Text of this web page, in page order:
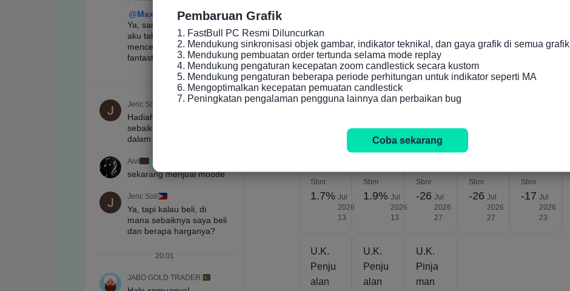
Penju
alan
Ritel
Sejeni
s BRC
Sbnr
1.7% Jul
2026
13
Ritel
BRC
YoY
(Jun)
Sbnr
1.9% Jul
2026
13
ganga
n CBI
(Jul)
Sbnr
-26 Jul
2026
27
Penju
alan
Ritel
Sbnr
-26 Jul
2026
27
Konsu
KK)
Sbnr
-17 Jul
2026
23
U.K.
Penju
alan
U.K.
Penju
alan
U.K.
Pinja
man
Pembaruan Grafik
1. FastBull PC Resmi Diluncurkan
2. Mendukung sinkronisasi objek gambar, indikator teknikal, dan gaya grafik di semua grafik
3. Mendukung pembuatan order tertunda selama mode replay
4. Mendukung pengaturan kecepatan zoom candlestick secara kustom
5. Mendukung pengaturan beberapa periode perhitungan untuk indikator seperti MA
6. Mengoptimalkan kecepatan pemuatan candlestick
7. Peningkatan pengalaman pengguna lainnya dan perbaikan bug
Coba sekarang